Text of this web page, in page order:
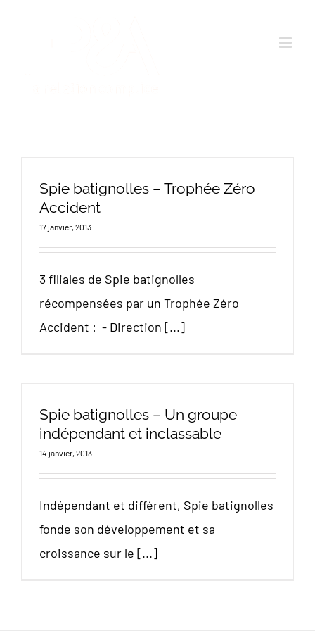
Spie batignolles – Trophée Zéro
Accident
17 janvier, 2013
3 filiales de Spie batignolles
récompensées par un Trophée Zéro
Accident : - Direction [...]
Spie batignolles – Un groupe
indépendant et inclassable
14 janvier, 2013
Indépendant et différent, Spie batignolles
fonde son développement et sa
croissance sur le [...]